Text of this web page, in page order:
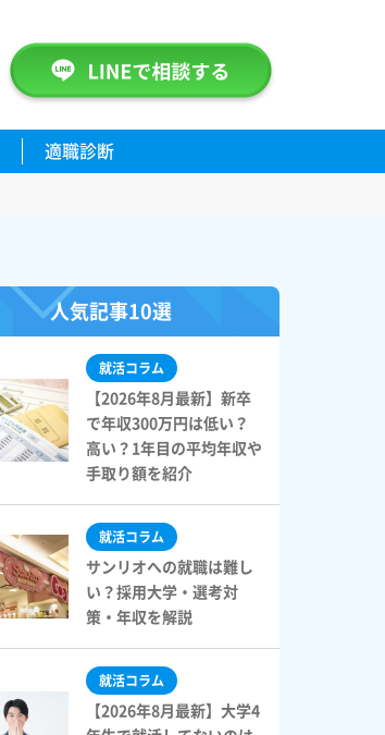
適職診断
人気記事10選
就活コラム
【2026年8月最新】新卒
で年収300万円は低い？
高い？1年目の平均年収や
手取り額を紹介
就活コラム
サンリオへの就職は難し
い？採用大学・選考対
策・年収を解説
就活コラム
【2026年8月最新】大学4